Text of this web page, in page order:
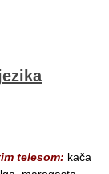
telesom: kača